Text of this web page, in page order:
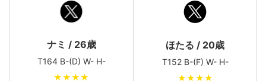
ナミ / 26歳
T164 B-(D) W- H-
★★★★
ほたる / 20歳
T152 B-(F) W- H-
★★★★